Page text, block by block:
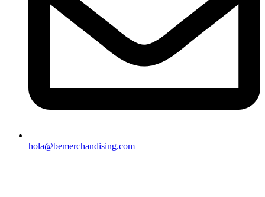
hola@bemerchandising.com